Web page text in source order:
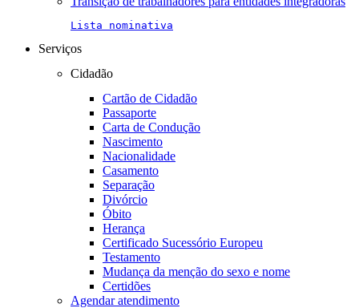
Lista nominativa
Serviços
Cidadão
Cartão de Cidadão
Passaporte
Carta de Condução
Nascimento
Nacionalidade
Casamento
Separação
Divórcio
Óbito
Herança
Certificado Sucessório Europeu
Testamento
Mudança da menção do sexo e nome
Certidões
Agendar atendimento